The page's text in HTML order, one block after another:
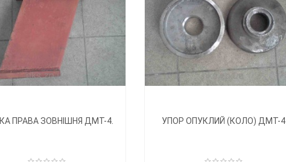
ПРАВА ЗОВНІШНЯ ДМТ-4. УПОР ОПУКЛИЙ (КОЛО) ДМТ-4